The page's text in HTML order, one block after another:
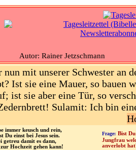
Autor: Rainer Jetzschmann
nun mit unserer Schwester an
Ist sie eine Mauer, so bauen
ist sie aber eine Tür, so
Sulamit: Ich bin
immer keusch und rein,
Du einst bei Jesus sein.
getreu damit es dann,
Hochzeit gehen kann!
Frage: Bist Du
Jungfrau
anverlobt